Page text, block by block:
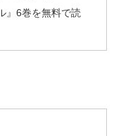
』6巻を無料で読